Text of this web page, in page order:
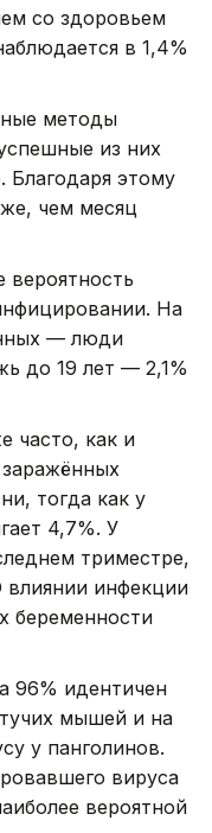
со здоровьем
в 1,4%
методы
из них
Благодаря этому
чем месяц
На
— люди
до 19 лет — 2,1%
часто, как и
тогда как у
4,7%. У
триместре,
инфекции
беременности
96% идентичен
мышей и на
у панголинов.
вируса
вероятной